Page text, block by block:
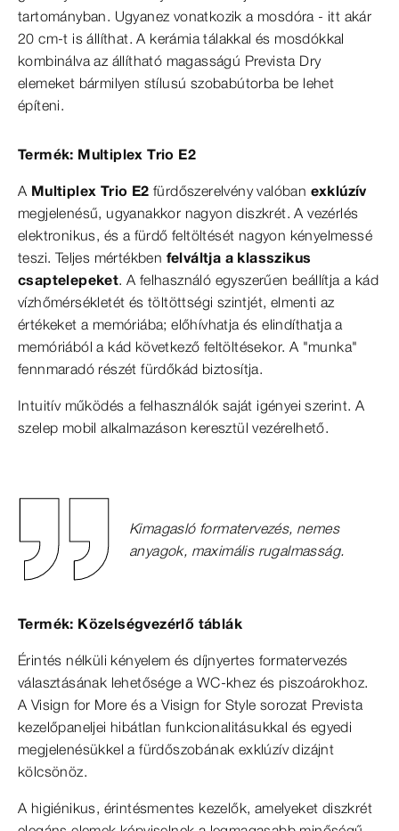
tartományban. Ugyanez vonatkozik a mosdóra - itt akár
20 cm-t is állíthat. A kerámia tálakkal és mosdókkal
kombinálva az állítható magasságú Prevista Dry
elemeket bármilyen stílusú szobabútorba be lehet
építeni.
Termék: Multiplex Trio E2
A Multiplex Trio E2 fürdőszerelvény valóban exklúzív
megjelenésű, ugyanakkor nagyon diszkrét. A vezérlés
elektronikus, és a fürdő feltöltését nagyon kényelmessé
teszi. Teljes mértékben felváltja a klasszikus
csaptelepeket. A felhasználó egyszerűen beállítja a kád
vízhőmérsékletét és töltöttségi szintjét, elmenti az
értékeket a memóriába; előhívhatja és elindíthatja a
memóriából a kád következő feltöltésekor. A "munka"
fennmaradó részét fürdőkád biztosítja.
Intuitív működés a felhasználók saját igényei szerint. A
szelep mobil alkalmazáson keresztül vezérelhető.
Kimagasló formatervezés, nemes
anyagok, maximális rugalmasság.
Termék: Közelségvezérlő táblák
Érintés nélküli kényelem és díjnyertes formatervezés
választásának lehetősége a WC-khez és piszoárokhoz.
A Visign for More és a Visign for Style sorozat Prevista
kezelőpaneljei hibátlan funkcionalitásukkal és egyedi
megjelenésükkel a fürdőszobának exklúzív dizájnt
kölcsönöz.
A higiénikus, érintésmentes kezelők, amelyeket diszkrét